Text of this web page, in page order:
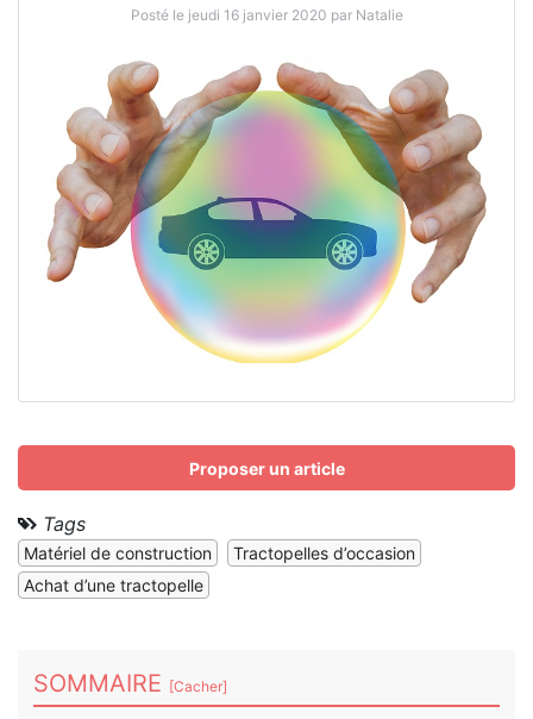
Posté le jeudi 16 janvier 2020 par Natalie
Proposer un article
Tags
Matériel de construction
Tractopelles d’occasion
Achat d’une tractopelle
SOMMAIRE [Cacher]